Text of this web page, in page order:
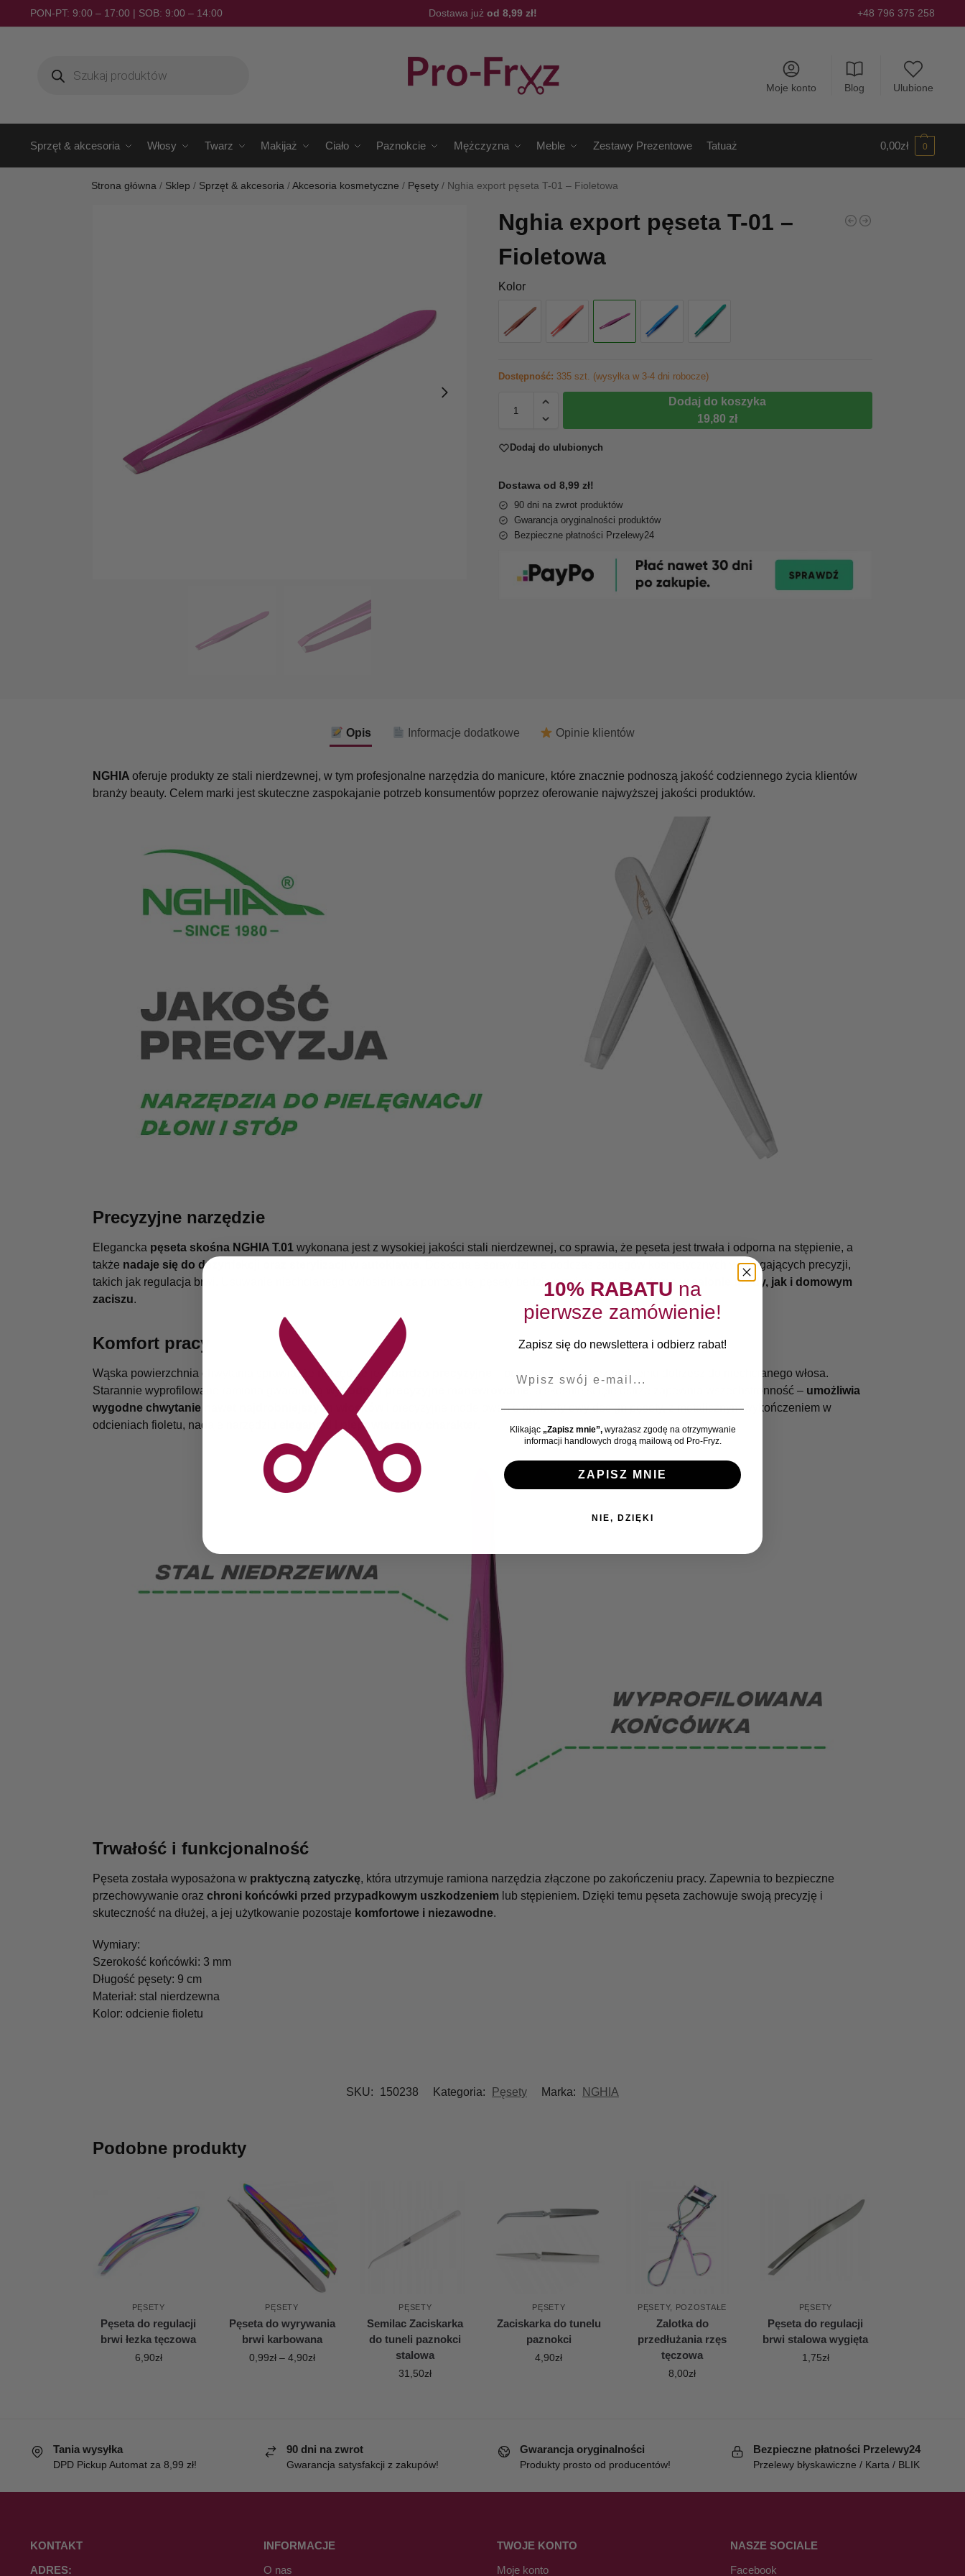
PON-PT: 9:00 – 17:00 | SOB: 9:00 – 14:00 Dostawa już od 8,99 zł! +48 796 375 258
Moje konto Blog Ulubione
Sprzęt & akcesoria Włosy Twarz Makijaż Ciało Paznokcie Mężczyzna Meble Zestawy Prezentowe Tatuaż 0,00zł 0
Strona główna / Sklep / Sprzęt & akcesoria /Akcesoria kosmetyczne / Pęsety / Nghia export pęseta T-01 – Fioletowa
Nghia export pęseta T-01 –
Fioletowa
Kolor
Dostępność: 335 szt. (wysyłka w 3-4 dni robocze)
Dodaj do koszyka
19,80 zł
Dodaj do ulubionych
Dostawa od 8,99 zł!
90 dni na zwrot produktów
Gwarancja oryginalności produktów
Bezpieczne płatności Przelewy24
Opis Informacje dodatkowe Opinie klientów
NGHIA oferuje produkty ze stali nierdzewnej, w tym profesjonalne narzędzia do manicure, które znacznie podnoszą jakość codziennego życia klientów
branży beauty. Celem marki jest skuteczne zaspokajanie potrzeb konsumentów poprzez oferowanie najwyższej jakości produktów.
Precyzyjne narzędzie
Elegancka pęseta skośna NGHIA T.01wykonana jest z wysokiej jakości stali nierdzewnej, co sprawia, że pęseta jest trwała i odporna na stępienie, a
także nadaje się do dezynfekcji oraz sterylizacji w autoklawie
. Doskonale sprawdzi się podczas zabiegów kosmetycznych wymagających precyzji,
takich jak regulacja brwi. Usuwanie niechcianego owłosienia za pomocą tej pęsety będzie przyjemnościązarówno w salonie urody, jak i domowym
zaciszu.
Komfort pracy
Wąska powierzchnia chwytania sprawia, że narzędzie jest
– przy jego użyciu bez problemu dotrzesz do niechcianego włosa.
Starannie wyprofilowane ramiona gwarantują
wygodne i precyzyjne manewrowanie , a skośnie ścięte ostrze zapewnia wszechstronność – umożliwia
wygodne chwytanie nawet najdrobniejszych włosków
i precyzyjne modelowanie brwi. Stylowy design pęsety, z metalicznym wykończeniem w
odcieniach fioletu, nadaje narzędziu
elegancki i niepowtarzalny charakter
Trwałość i funkcjonalność
Pęseta została wyposażona w praktyczną zatyczkę, która utrzymuje ramiona narzędzia złączone po zakończeniu pracy. Zapewnia to bezpieczne
przechowywanie oraz chroni końcówki przed przypadkowym uszkodzeniemlub stępieniem. Dzięki temu pęseta zachowuje swoją precyzję i
skuteczność na dłużej, a jej użytkowanie pozostaje komfortowe i niezawodne.
Wymiary:
Szerokość końcówki: 3 mm
Długość pęsety: 9 cm
Materiał: stal nierdzewna
Kolor: odcienie fioletu
SKU: 150238 Kategoria: Pęsety Marka: NGHIA
Podobne produkty
PĘSETY
Pęseta do regulacji
brwi łezka tęczowa
6,90zł
PĘSETY
Pęseta do wyrywania
brwi karbowana
0,99zł – 4,90zł
PĘSETY
Semilac Zaciskarka
do tuneli paznokci
stalowa
31,50zł
PĘSETY
Zaciskarka do tunelu
paznokci
4,90zł
PĘSETY, POZOSTAŁE
Zalotka do
przedłużania rzęs
tęczowa
8,00zł
PĘSETY
Pęseta do regulacji
brwi stalowa wygięta
1,75zł
Tania wysyłka
DPD Pickup Automat za 8,99 zł!
90 dni na zwrot
Gwarancja satysfakcji z zakupów!
Gwarancja oryginalności
Produkty prosto od producentów!
Bezpieczne płatności Przelewy24
Przelewy błyskawiczne / Karta / BLIK
KONTAKT
ADRES:
INFORMACJE
O nas
TWOJE KONTO
Moje konto
NASZE SOCIALE
Facebook
10% RABATU na
pierwsze zamówienie!
Zapisz się do newslettera i odbierz rabat!
Klikając „Zapisz mnie”,wyrażasz zgodę na otrzymywanie
informacji handlowych drogą mailową od Pro-Fryz.
ZAPISZ MNIE
NIE, DZIĘKI